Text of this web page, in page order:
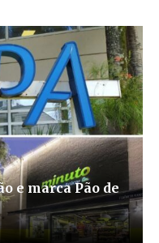
e marca Pão de